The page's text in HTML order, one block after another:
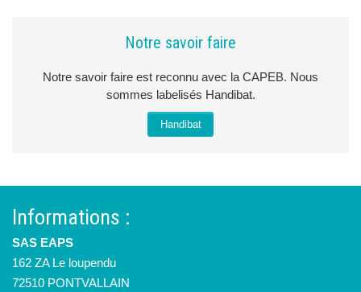
Notre savoir faire
Notre savoir faire est reconnu avec la CAPEB. Nous
sommes labelisés Handibat.
Handibat
Informations :
SAS EAPS
162 ZA Le loupendu
72510 PONTVALLAIN